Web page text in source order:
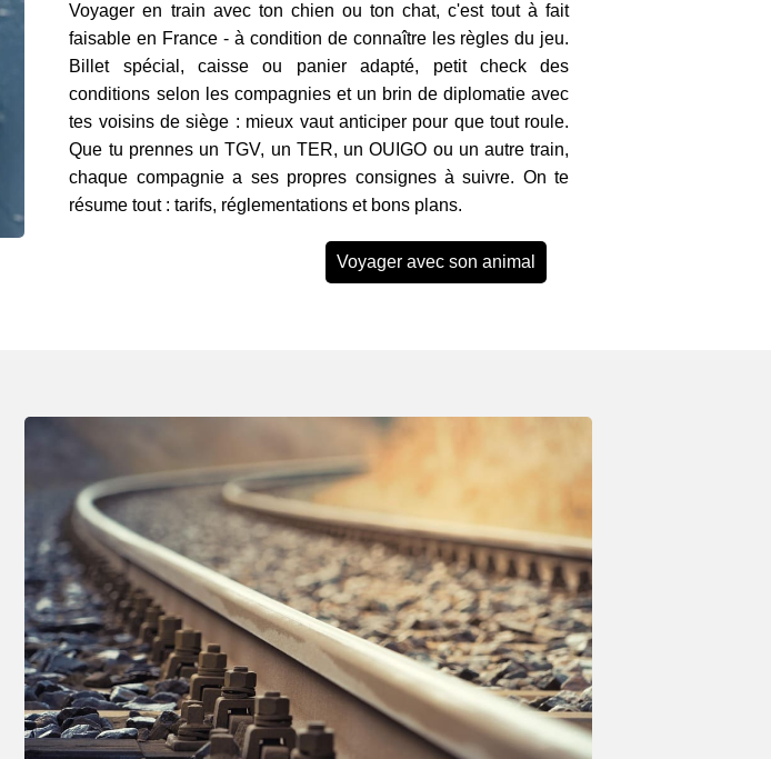
Voyager en train avec ton chien ou ton chat, c'est tout à fait
faisable en France - à condition de connaître les règles du jeu.
Billet spécial, caisse ou panier adapté, petit check des
conditions selon les compagnies et un brin de diplomatie avec
tes voisins de siège : mieux vaut anticiper pour que tout roule.
Que tu prennes un TGV, un TER, un OUIGO ou un autre train,
chaque compagnie a ses propres consignes à suivre. On te
résume tout : tarifs, réglementations et bons plans.
Voyager avec son animal